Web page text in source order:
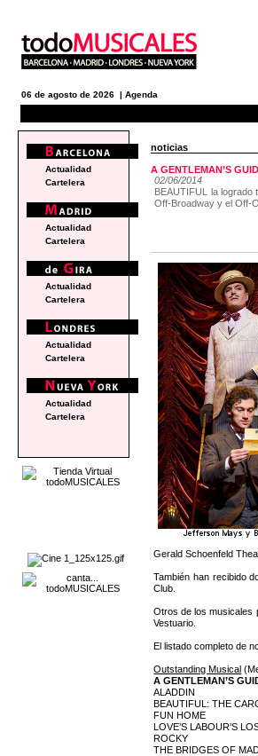
06 de agosto de 2026 | Agenda
noticias
A GENTLEMAN’S
02/06/2014
BEAUTIFUL la
Off-Broadway y el Off-
Gerald Schoenfeld
También han recibido
Club.
Otros de los musicales
Vestuario.
El listado completo de
Outstanding Musical
A GENTLEMAN’S
ALADDIN
BEAUTIFUL: THE
FUN HOME
LOVE’S LABOUR’S
ROCKY
THE BRIDGES OF
Actualidad
Cartelera
Actualidad
Cartelera
Actualidad
Cartelera
Actualidad
Cartelera
Actualidad
Cartelera